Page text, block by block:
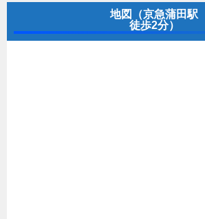
地図（京急蒲田駅
徒歩2分）